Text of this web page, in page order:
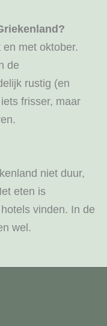
met oktober.
de
rustig (en
frisser, maar
niet duur,
eten is
vinden. In de
wel.